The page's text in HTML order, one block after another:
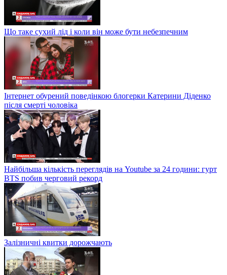
Що таке сухий лід і коли він може бути небезпечним
Інтернет обурений поведінкою блогерки Катерини Діденко
після смерті чоловіка
Найбільша кількість переглядів на Youtube за 24 години: гурт
BTS побив черговий рекорд
Залізничні квитки дорожчають